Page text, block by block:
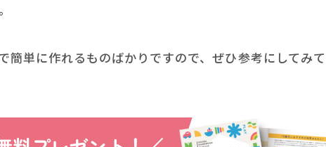
簡単に作れるものばかりですので、ぜひ参考にしてみて